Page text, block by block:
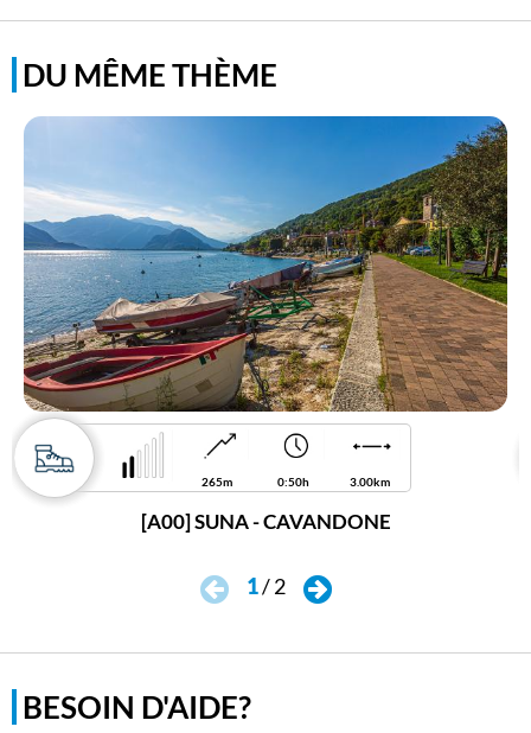
DU MÊME THÈME
265m 0:50h 3.00km
[A00] SUNA - CAVANDONE
1/2
BESOIN D'AIDE?